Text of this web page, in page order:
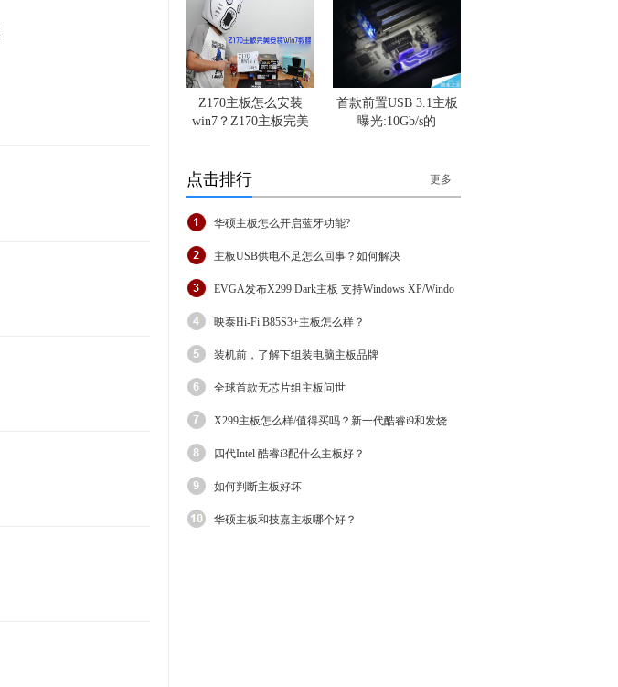
Z170主板怎么安装
win7？Z170主板完美
首款前置USB 3.1主板
曝光:10Gb/s的
点击排行 更多
华硕主板怎么开启蓝牙功能?
主板USB供电不足怎么回事？如何解决
EVGA发布X299 Dark主板 支持Windows XP/Windo
映泰Hi-Fi B85S3+主板怎么样？
装机前，了解下组装电脑主板品牌
全球首款无芯片组主板问世
X299主板怎么样/值得买吗？新一代酷睿i9和发烧
四代Intel 酷睿i3配什么主板好？
如何判断主板好坏
华硕主板和技嘉主板哪个好？